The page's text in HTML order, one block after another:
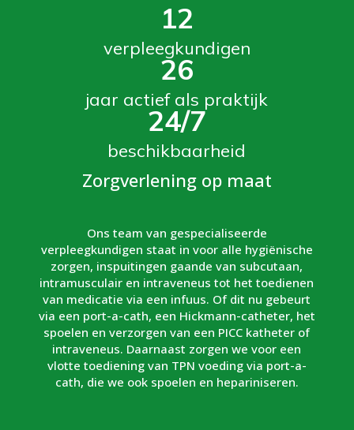
12
verpleegkundigen
26
jaar actief als praktijk
24/7
beschikbaarheid
Zorgverlening op maat
Ons team van gespecialiseerde
verpleegkundigen staat in voor alle hygiënische
zorgen, inspuitingen gaande van subcutaan,
intramusculair en intraveneus tot het toedienen
van medicatie via een infuus. Of dit nu gebeurt
via een port-a-cath, een Hickmann-catheter, het
spoelen en verzorgen van een PICC katheter of
intraveneus. Daarnaast zorgen we voor een
vlotte toediening van TPN voeding via port-a-
cath, die we ook spoelen en hepariniseren.